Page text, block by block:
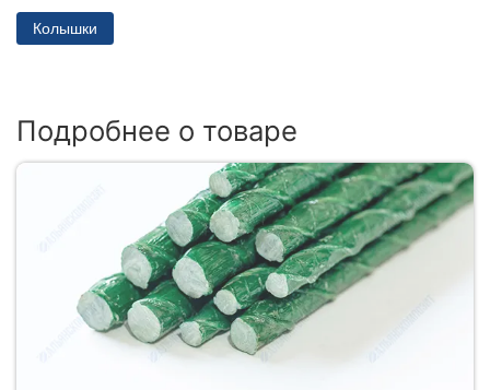
Колышки
Подробнее о товаре